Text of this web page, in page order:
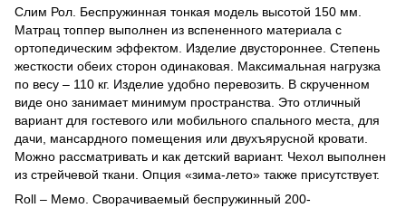
Слим Рол. Беспружинная тонкая модель высотой 150 мм.
Матрац топпер выполнен из вспененного материала с
ортопедическим эффектом. Изделие двустороннее. Степень
жесткости обеих сторон одинаковая. Максимальная нагрузка
по весу – 110 кг. Изделие удобно перевозить. В скрученном
виде оно занимает минимум пространства. Это отличный
вариант для гостевого или мобильного спального места, для
дачи, мансардного помещения или двухъярусной кровати.
Можно рассматривать и как детский вариант. Чехол выполнен
из стрейчевой ткани. Опция «зима-лето» также присутствует.
Roll – Мемо. Сворачиваемый беспружинный 200-